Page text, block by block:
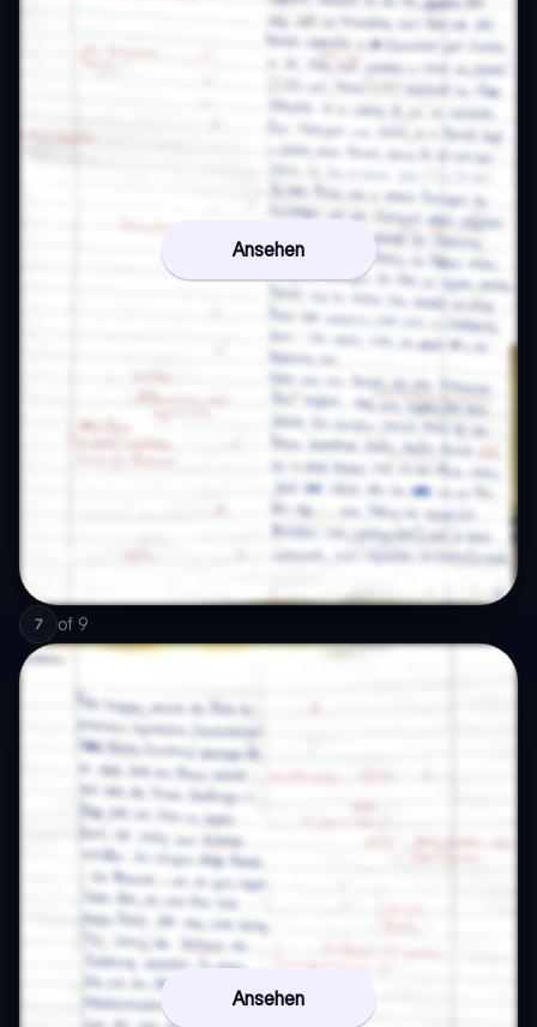
Ansehen
7 of 9
Ansehen